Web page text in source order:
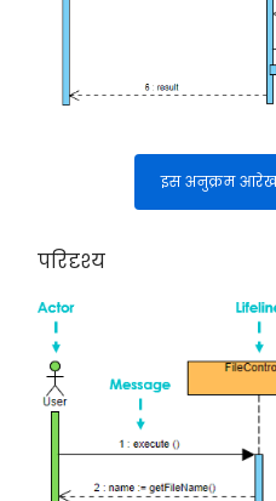
इस अनुक्रम आरेख
परिदृश्य